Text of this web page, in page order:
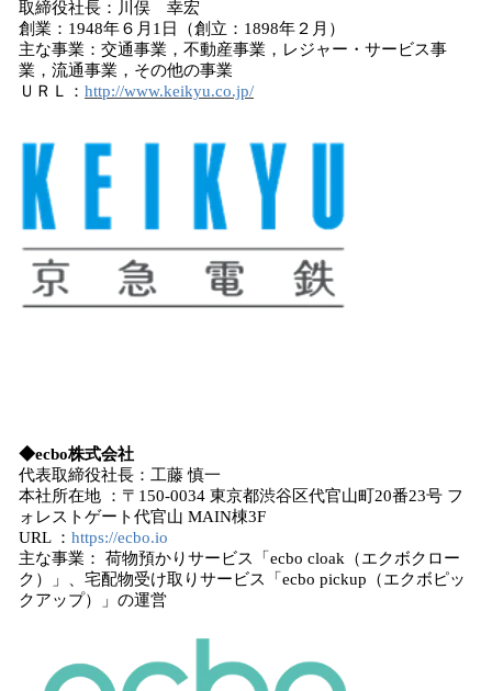
取締役社長：川俣 幸宏
創業：1948年６月1日（創立：1898年２月）
主な事業：交通事業，不動産事業，レジャー・サービス事
業，流通事業，その他の事業
ＵＲＬ： http://www.keikyu.co.jp/
◆ecbo株式会社
代表取締役社長：工藤 慎一
本社所在地 ：〒150-0034 東京都渋谷区代官山町20番23号 フ
ォレストゲート代官山 MAIN棟3F
URL ： https://ecbo.io
主な事業： 荷物預かりサービス「ecbo cloak（エクボクロー
ク）」、宅配物受け取りサービス「ecbo pickup（エクボピッ
クアップ）」の運営